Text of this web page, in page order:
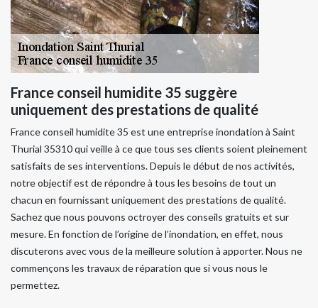
France conseil humidite 35 suggère
uniquement des prestations de qualité
France conseil humidite 35 est une entreprise inondation à Saint
Thurial 35310 qui veille à ce que tous ses clients soient pleinement
satisfaits de ses interventions. Depuis le début de nos activités,
notre objectif est de répondre à tous les besoins de tout un
chacun en fournissant uniquement des prestations de qualité.
Sachez que nous pouvons octroyer des conseils gratuits et sur
mesure. En fonction de l’origine de l’inondation, en effet, nous
discuterons avec vous de la meilleure solution à apporter. Nous ne
commençons les travaux de réparation que si vous nous le
permettez.